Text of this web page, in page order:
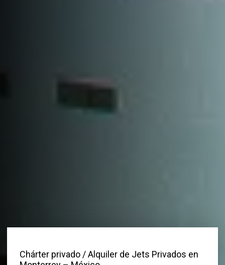
Chárter privado / Alquiler de Jets Privados en